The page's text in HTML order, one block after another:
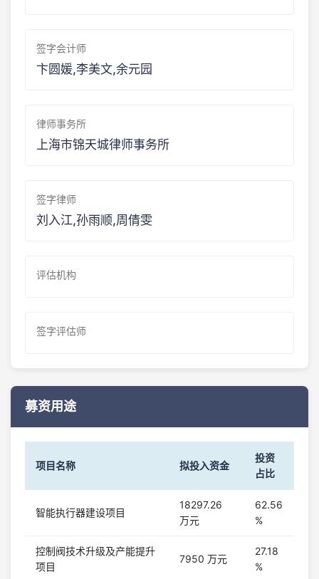
签字会计师
卞圆媛,李美文,余元园
律师事务所
上海市锦天城律师事务所
签字律师
刘入江,孙雨顺,周倩雯
评估机构
签字评估师
募资用途
项目名称 拟投入资金
投资
占比
智能执行器建设项目
18297.26
万元
62.56
%
控制阀技术升级及产能提升
项目
7950 万元
27.18
%